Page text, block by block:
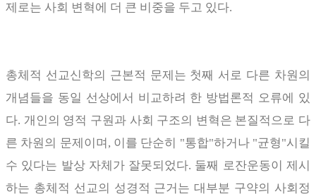
제로는 사회 변혁에 더 큰 비중을 두고 있다.
총체적 선교신학의 근본적 문제는 첫째 서로 다른 차원의
개념들을 동일 선상에서 비교하려 한 방법론적 오류에 있
다. 개인의 영적 구원과 사회 구조의 변혁은 본질적으로 다
른 차원의 문제이며 , 이를 단순히 "통합"하거나 "균형"시킬
수 있다는 발상 자체가 잘못되었다. 둘째 로잔운동이 제시
하는 총체적 선교의 성경적 근거는 대부분 구약의 사회정